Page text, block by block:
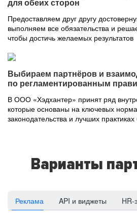
для обеих сторон
Предоставляем друг другу
выполняем все обязательства и
чтобы достичь желаемых результатов
Выбираем партнёров и
по регламентированным
В ООО «Хэдхантер» принят ряд
которые основаны на ключевых
законодательства и лучших
Варианты
Реклама API и виджеты HR-